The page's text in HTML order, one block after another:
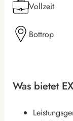
Vollzeit
Bottrop
Was bietet